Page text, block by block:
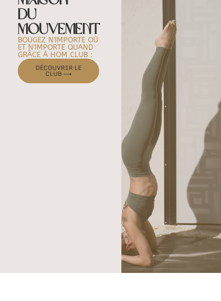
DU
MOUVEMENT
BOUGEZ N'IMPORTE OÙ
ET N'IMPORTE QUAND
GRÂCE À HOM CLUB :
DÉCOUVRIR LE
CLUB ⟶